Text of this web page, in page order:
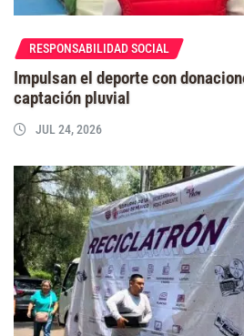
RESPONSABILIDAD SOCIAL
Impulsan el deporte con
captación pluvial
JUL 24, 2026